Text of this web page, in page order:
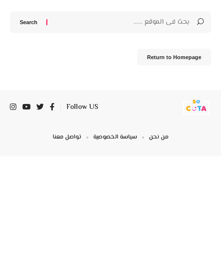
Return to Homepage
Follow US
من نحن سياسة الخصوصية تواصل معنا